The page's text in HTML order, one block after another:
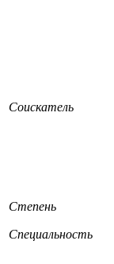
Соискатель
Степень
Специальность